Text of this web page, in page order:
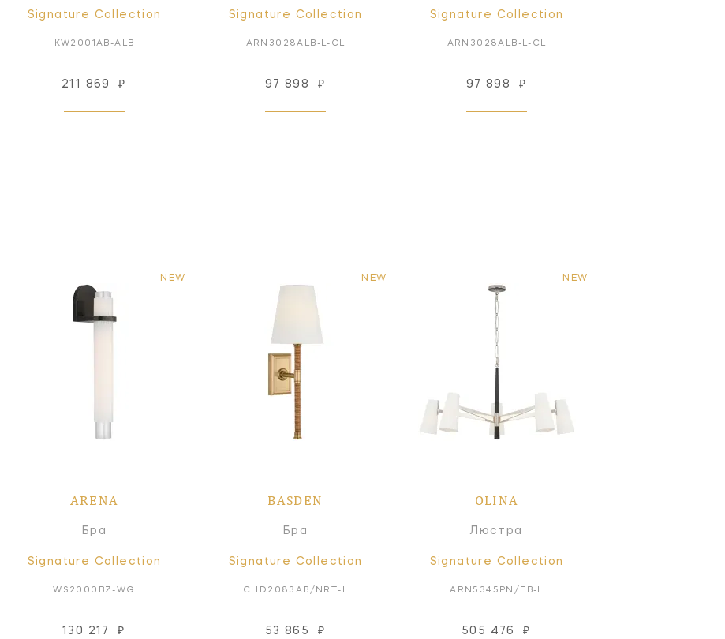
Signature Collection
KW2001AB-ALB
211 869 ₽
Signature Collection
ARN3028ALB-L-CL
97 898 ₽
Signature Collection
ARN3028ALB-L-CL
97 898 ₽
NEW
ARENA
Бра
Signature Collection
WS2000BZ-WG
130 217 ₽
NEW
BASDEN
Бра
Signature Collection
CHD2083AB/NRT-L
53 865 ₽
NEW
OLINA
Люстра
Signature Collection
ARN5345PN/EB-L
505 476 ₽